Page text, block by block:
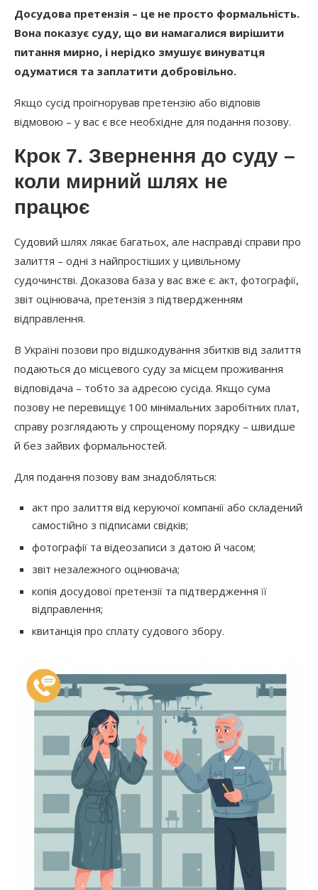
Досудова претензія – це не просто формальність.
Вона показує суду, що ви намагалися вирішити
питання мирно, і нерідко змушує винуватця
одуматися та заплатити добровільно.
Якщо сусід проігнорував претензію або відповів
відмовою – у вас є все необхідне для подання позову.
Крок 7. Звернення до суду –
коли мирний шлях не
працює
Судовий шлях лякає багатьох, але насправді справи про
залиття – одні з найпростіших у цивільному
судочинстві. Доказова база у вас вже є: акт, фотографії,
звіт оцінювача, претензія з підтвердженням
відправлення.
В Україні позови про відшкодування збитків від залиття
подаються до місцевого суду за місцем проживання
відповідача – тобто за адресою сусіда. Якщо сума
позову не перевищує 100 мінімальних заробітних плат,
справу розглядають у спрощеному порядку – швидше
й без зайвих формальностей.
Для подання позову вам знадобляться:
акт про залиття від керуючої компанії або складений
самостійно з підписами свідків;
фотографії та відеозаписи з датою й часом;
звіт незалежного оцінювача;
копія досудової претензії та підтвердження її
відправлення;
квитанція про сплату судового збору.